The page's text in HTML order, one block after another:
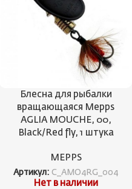
Блесна для рыбалки
вращающаяся Mepps
AGLIA MOUCHE, 00,
Black/Red fly, 1 штука
MEPPS
Артикул: C_AMO4RG_004
Нет в наличии